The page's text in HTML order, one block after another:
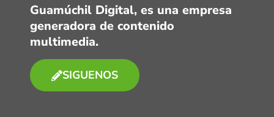
Guamúchil Digital, es una empresa
generadora de contenido
multimedia.
SIGUENOS